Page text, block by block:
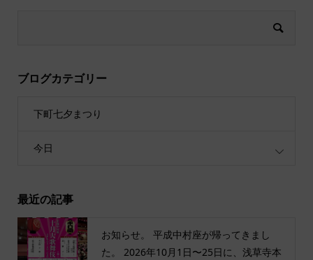
ブログカテゴリー
下町七夕まつり
今日
最近の記事
お知らせ。 平成中村座が帰ってきまし
た。 2026年10月1日〜25日に、浅草寺本